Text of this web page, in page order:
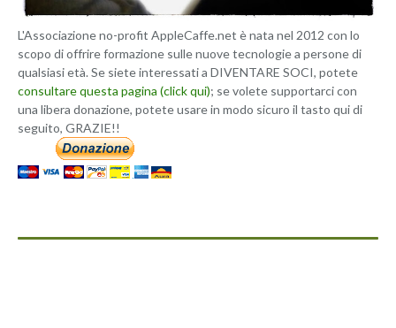
L'Associazione no-profit AppleCaffe.net è nata nel 2012 con lo
scopo di offrire formazione sulle nuove tecnologie a persone di
qualsiasi età. Se siete interessati a DIVENTARE SOCI, potete
consultare questa pagina (click qui); se volete supportarci con
una libera donazione, potete usare in modo sicuro il tasto qui di
seguito, GRAZIE!!